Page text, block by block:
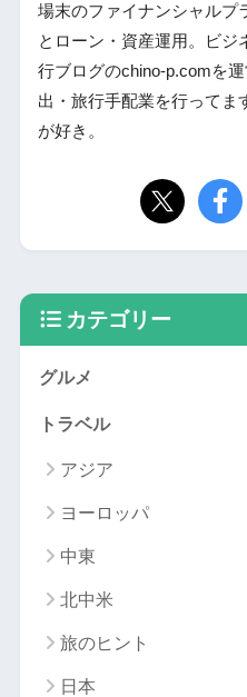
場末のファイナンシャルプ
とローン・資産運用。ビジ
行ブログのchino-p.comを
出・旅行手配業を行ってま
が好き。
カテゴリー
グルメ
トラベル
アジア
ヨーロッパ
中東
北中米
旅のヒント
日本